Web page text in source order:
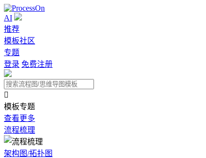
AI
推荐
模板社区
专题
登录 免费注册

模板专题
查看更多
流程梳理
架构图/拓扑图